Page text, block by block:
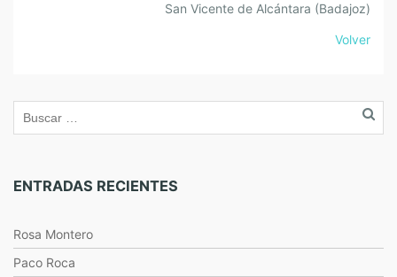
San Vicente de Alcántara (Badajoz)
Volver
ENTRADAS RECIENTES
Rosa Montero
Paco Roca